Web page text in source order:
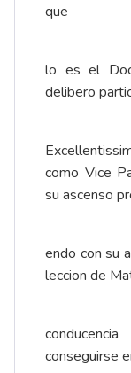
que
lo es el
delibero
como Vice
su ascenso
endo con su
leccion de
conseguirse